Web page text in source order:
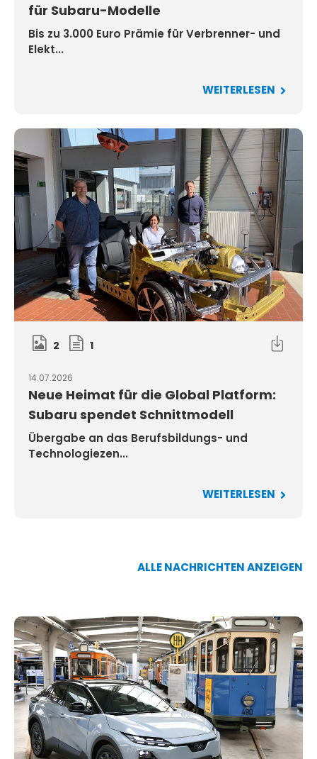
für Subaru-Modelle
Bis zu 3.000 Euro Prämie für Verbrenner- und
Elekt...
WEITERLESEN
2 1
14.07.2026
Neue Heimat für die Global Platform:
Subaru spendet Schnittmodell
Übergabe an das Berufsbildungs- und
Technologiezen...
WEITERLESEN
ALLE NACHRICHTEN ANZEIGEN